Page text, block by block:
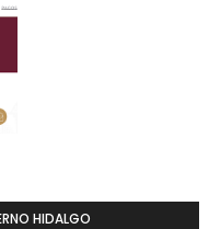
HIDALGO